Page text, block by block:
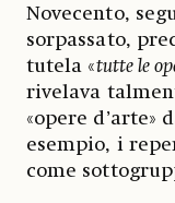
Novecento,
sorpassato,
tutela «tutte le
rivelava
«opere d’arte»
esempio, i
come